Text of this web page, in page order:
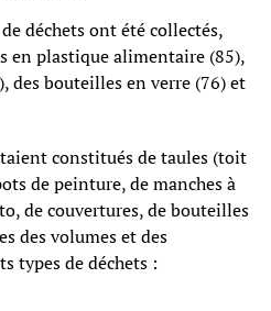
déchets ont été collectés,
en plastique alimentaire (85),
des bouteilles en verre (76) et
constitués de taules (toit
de peinture, de manches à
de couvertures, de bouteilles
des volumes et des
types de déchets :